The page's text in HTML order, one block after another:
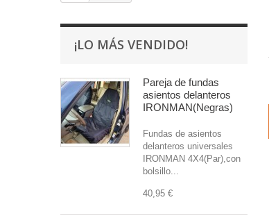
¡LO MÁS VENDIDO!
Pareja de fundas
asientos delanteros
IRONMAN(Negras)
Fundas de asientos
delanteros universales
IRONMAN 4X4(Par),con
bolsillo...
40,95 €